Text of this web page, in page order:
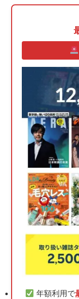
年額利用で